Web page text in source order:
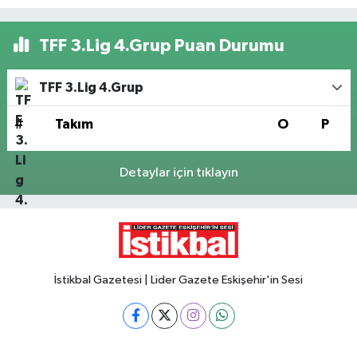
TFF 3.Lig 4.Grup Puan Durumu
TFF 3.Lig 4.Grup
# Takım O P
Detaylar için tıklayın
İstikbal Gazetesi | Lider Gazete Eskişehir'in Sesi